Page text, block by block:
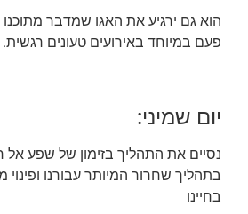
הוא גם ירגיע את האגו שמדבר מתוכנו
פעם במיוחד באירועים טעונים רגשית.
יום שמיני:
נסיים את התהליך בזימון של שפע אל
בתהליך שחרור המיותר עבורנו
בחיינו